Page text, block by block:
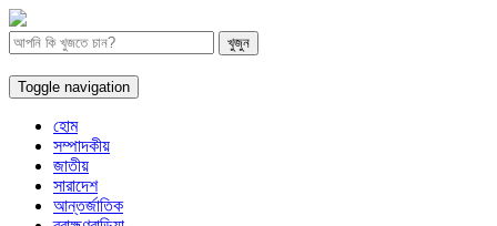
Toggle navigation
হোম
সম্পাদকীয়
জাতীয়
সারাদেশ
আন্তর্জাতিক